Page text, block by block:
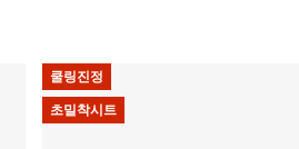
쿨링진정
초밀착시트